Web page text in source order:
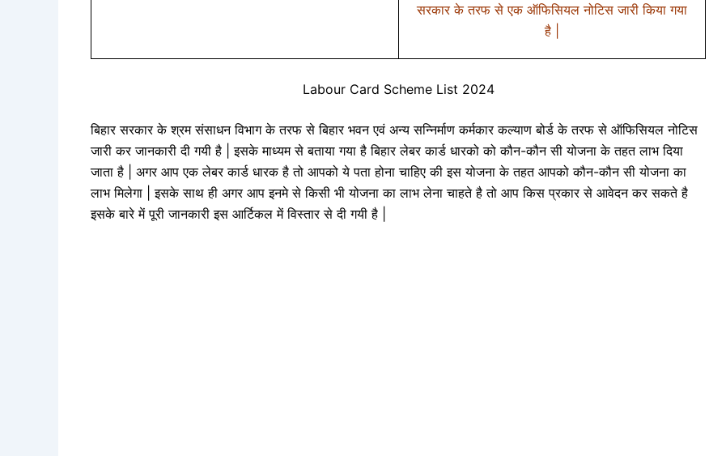
सरकार के तरफ से एक ऑफिसियल नोटिस जारी किया गया
है |
Labour Card Scheme List 2024
बिहार सरकार के श्रम संसाधन विभाग के तरफ से बिहार भवन एवं अन्य सन्निर्माण कर्मकार कल्याण बोर्ड के तरफ से ऑफिसियल नोटिस
जारी कर जानकारी दी गयी है | इसके माध्यम से बताया गया है बिहार लेबर कार्ड धारको को कौन-कौन सी योजना के तहत लाभ दिया
जाता है | अगर आप एक लेबर कार्ड धारक है तो आपको ये पता होना चाहिए की इस योजना के तहत आपको कौन-कौन सी योजना का
लाभ मिलेगा | इसके साथ ही अगर आप इनमे से किसी भी योजना का लाभ लेना चाहते है तो आप किस प्रकार से आवेदन कर सकते है
इसके बारे में पूरी जानकारी इस आर्टिकल में विस्तार से दी गयी है |